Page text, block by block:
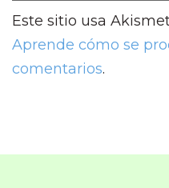
Este sitio usa
Aprende cómo se
comentarios.